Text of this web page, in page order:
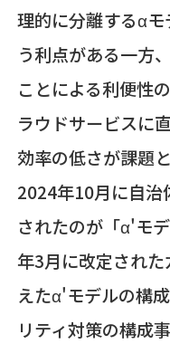
理的に分離するα
う利点がある一方
ことによる利便性
ラウドサービスに
効率の低さが課題
2024年10月に自治
されたのが「α'モ
年3月に改定され
えたα'モデルの構
リティ対策の構成